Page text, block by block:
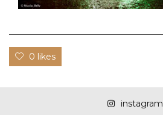
0 likes
instagram